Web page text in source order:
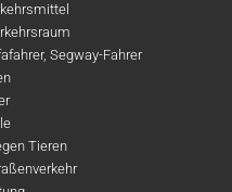
Segway-Fahrer
Tieren